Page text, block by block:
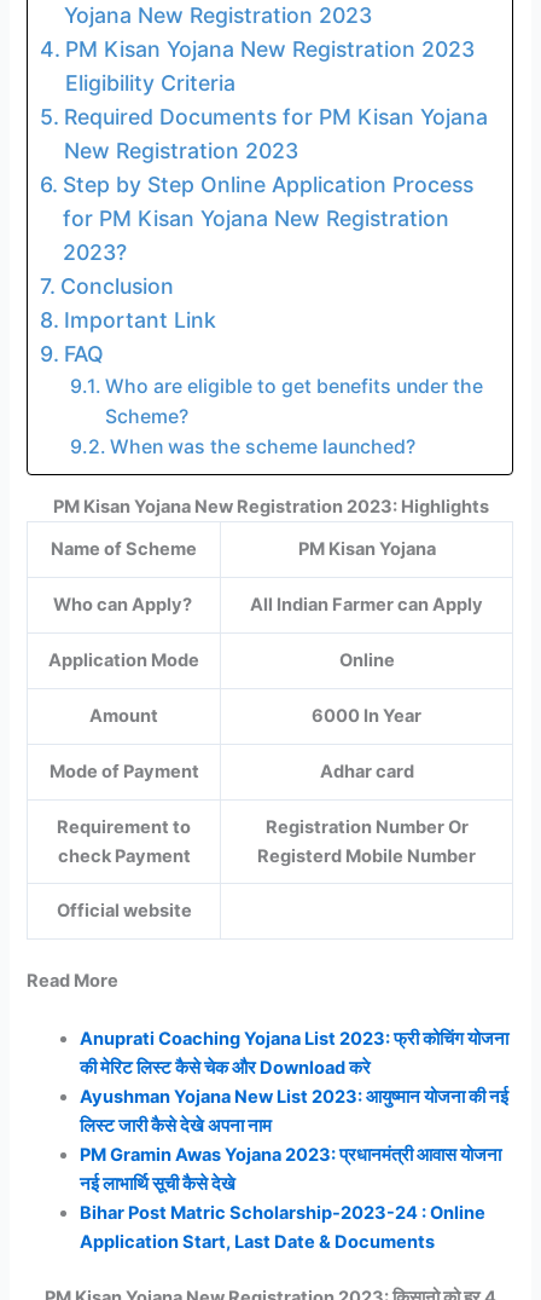
Yojana New Registration 2023
PM Kisan Yojana New Registration 2023
Eligibility Criteria
Required Documents for PM Kisan Yojana
New Registration 2023
Step by Step Online Application Process
for PM Kisan Yojana New Registration
2023?
Conclusion
Important Link
FAQ
Who are eligible to get benefits under the
Scheme?
When was the scheme launched?
PM Kisan Yojana New Registration 2023: Highlights
Name of Scheme
PM Kisan Yojana
Who can Apply? All Indian Farmer can Apply
Application Mode Online
Amount 6000 In Year
Mode of Payment Adhar card
Requirement to
check Payment
Registration Number Or
Registerd Mobile Number
Official website
Read More
Anuprati Coaching Yojana List 2023: फ्री कोचिंग योजना
की मेरिट लिस्ट कैसे चेक और Download करे
Ayushman Yojana New List 2023: आयुष्मान योजना की नई
लिस्ट जारी कैसे देखे अपना नाम
PM Gramin Awas Yojana 2023: प्रधानमंत्री आवास योजना
नई लाभार्थि सूची कैसे देखे
Bihar Post Matric Scholarship-2023-24 : Online
Application Start, Last Date & Documents